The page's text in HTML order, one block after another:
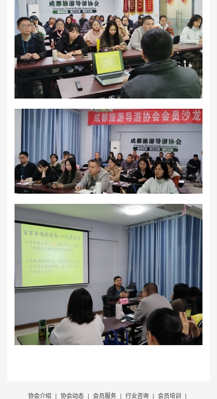
协会介绍 | 协会动态 | 会员服务 | 行业咨询 | 会员培训 |